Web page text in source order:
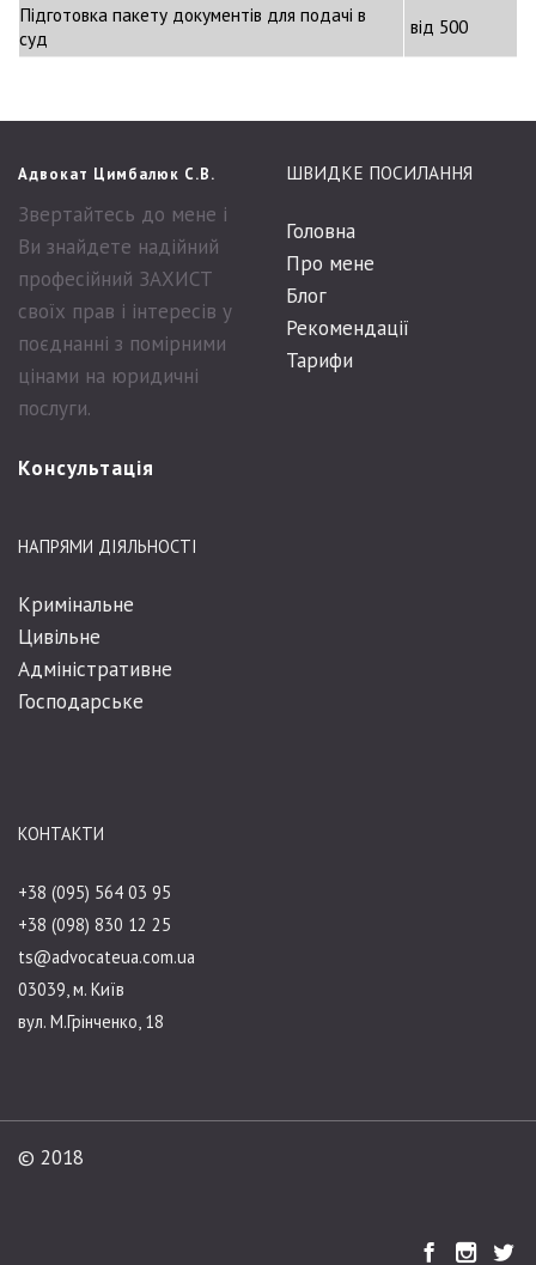
Підготовка пакету документів для подачі в
суд
від 500
Адвокат Цимбалюк С.В.
Звертайтесь до мене і
Ви знайдете надійний
професійний ЗАХИСТ
своїх прав і інтересів у
поєднанні з помірними
цінами на юридичні
послуги.
Консультація
ШВИДКЕ ПОСИЛАННЯ
Головна
Про мене
Блог
Рекомендації
Тарифи
НАПРЯМИ ДІЯЛЬНОСТІ
Кримінальне
Цивільне
Адміністративне
Господарське
КОНТАКТИ
+38 (095) 564 03 95
+38 (098) 830 12 25
ts@advocateua.com.ua
03039, м. Київ
вул. М.Грінченко, 18
© 2018